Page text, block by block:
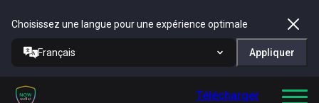
Choisissez une langue pour une expérience optimale
Français Appliquer
Télécharger